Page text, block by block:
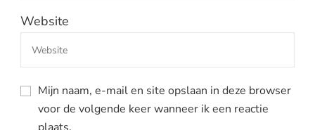
Website
Mijn naam, e-mail en site opslaan in deze browser
voor de volgende keer wanneer ik een reactie